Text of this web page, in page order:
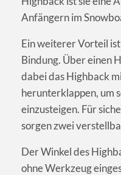
Anfängern im
Ein weiterer Vorteil
Bindung. Über einen
dabei das Highback
herunterklappen, um
einzusteigen. Für
sorgen zwei
Der Winkel des
ohne Werkzeug